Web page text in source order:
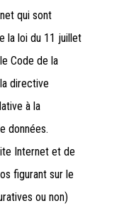
qui sont
la loi du 11 juillet
Code de la
directive
à la
données.
Internet et de
figurant sur le
ou non)